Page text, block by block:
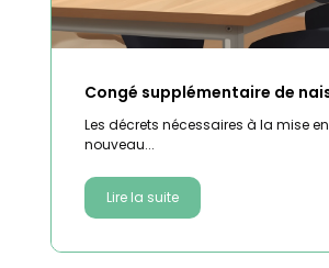
Congé supplémentaire de
Les décrets nécessaires à la mise
nouveau...
Lire la suite